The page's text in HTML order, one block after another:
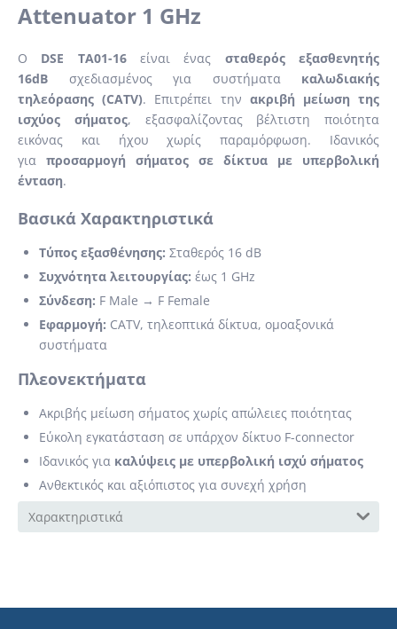
Attenuator 1 GHz
Ο DSE TA01-16είναι ένας σταθερός εξασθενητής
16dB σχεδιασμένος για συστήματα καλωδιακής
τηλεόρασης (CATV). Επιτρέπει την ακριβή μείωση της
ισχύος σήματος, εξασφαλίζοντας βέλτιστη ποιότητα
εικόνας και ήχου χωρίς παραμόρφωση. Ιδανικός
για προσαρμογή σήματος σε δίκτυα με υπερβολική
ένταση.
Βασικά Χαρακτηριστικά
Τύπος εξασθένησης: Σταθερός 16 dB
Συχνότητα λειτουργίας: έως 1 GHz
Σύνδεση: F Male → F Female
Εφαρμογή: CATV, τηλεοπτικά δίκτυα, ομοαξονικά
συστήματα
Πλεονεκτήματα
Ακριβής μείωση σήματος χωρίς απώλειες ποιότητας
Εύκολη εγκατάσταση σε υπάρχον δίκτυο F-connector
Ιδανικός για καλύψεις με υπερβολική ισχύ σήματος
Ανθεκτικός και αξιόπιστος για συνεχή χρήση
Χαρακτηριστικά